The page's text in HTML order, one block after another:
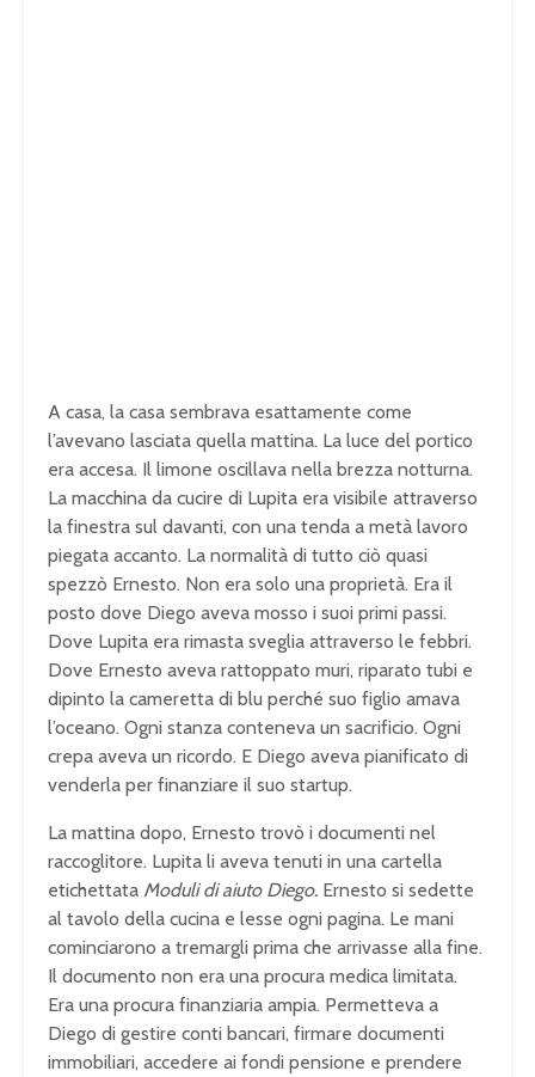
A casa, la casa sembrava esattamente come
l’avevano lasciata quella mattina. La luce del portico
era accesa. Il limone oscillava nella brezza notturna.
La macchina da cucire di Lupita era visibile attraverso
la finestra sul davanti, con una tenda a metà lavoro
piegata accanto. La normalità di tutto ciò quasi
spezzò Ernesto. Non era solo una proprietà. Era il
posto dove Diego aveva mosso i suoi primi passi.
Dove Lupita era rimasta sveglia attraverso le febbri.
Dove Ernesto aveva rattoppato muri, riparato tubi e
dipinto la cameretta di blu perché suo figlio amava
l’oceano. Ogni stanza conteneva un sacrificio. Ogni
crepa aveva un ricordo. E Diego aveva pianificato di
venderla per finanziare il suo startup.
La mattina dopo, Ernesto trovò i documenti nel
raccoglitore. Lupita li aveva tenuti in una cartella
etichettata Moduli di aiuto Diego. Ernesto si sedette
al tavolo della cucina e lesse ogni pagina. Le mani
cominciarono a tremargli prima che arrivasse alla fine.
Il documento non era una procura medica limitata.
Era una procura finanziaria ampia. Permetteva a
Diego di gestire conti bancari, firmare documenti
immobiliari, accedere ai fondi pensione e prendere